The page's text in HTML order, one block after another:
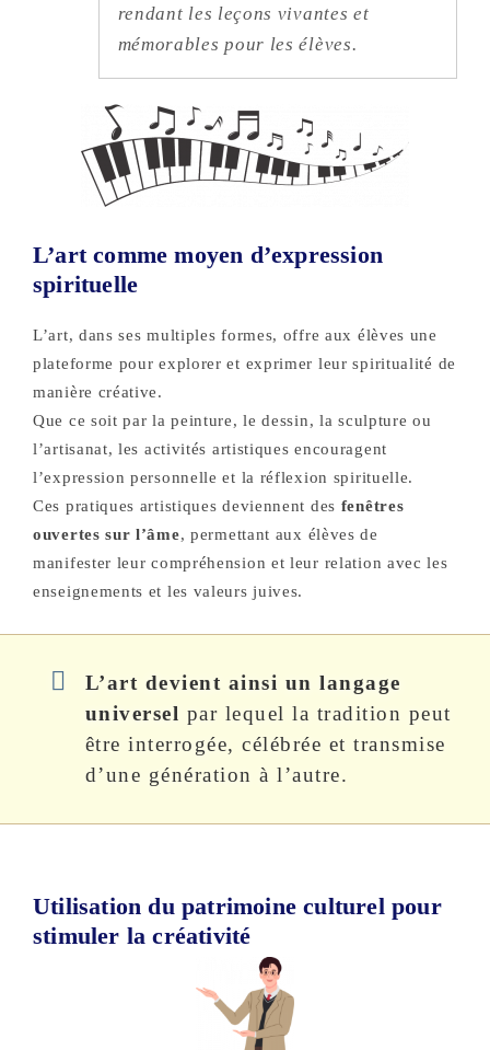
rendant les leçons vivantes et
mémorables pour les élèves.
L’art comme moyen d’expression
spirituelle
L’art, dans ses multiples formes, offre aux élèves une
plateforme pour explorer et exprimer leur spiritualité de
manière créative.
Que ce soit par la peinture, le dessin, la sculpture ou
l’artisanat, les activités artistiques encouragent
l’expression personnelle et la réflexion spirituelle.
Ces pratiques artistiques deviennent des fenêtres
ouvertes sur l’âme, permettant aux élèves de
manifester leur compréhension et leur relation avec les
enseignements et les valeurs juives.
L’art devient ainsi un langage
universel par lequel la tradition peut
être interrogée, célébrée et transmise
d’une génération à l’autre.
Utilisation du patrimoine culturel pour
stimuler la créativité